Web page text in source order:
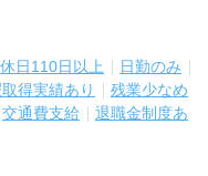
日110日以上
日勤のみ
得実績あり
残業少なめ
交通費支給
退職金制度あ